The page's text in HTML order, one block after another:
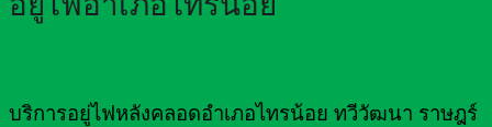
บริการอยู่ไฟหลังคลอดอำเภอไทรน้อย ทวีวัฒนา ราษฎร์